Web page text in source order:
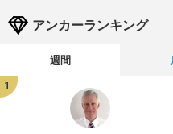
アンカーランキング
週間
1